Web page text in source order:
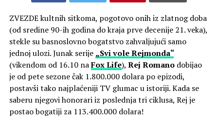
ZVEZDE kultnih sitkoma, pogotovo onih iz zlatnog doba
(od sredine 90-ih godina do kraja prve decenije 21. veka),
stekle su basnoslovno bogatstvo zahvaljujući samo
jednoj ulozi. Junak serije „Svi vole Rejmonda“
(vikendom od 16.10 naFox Life), Rej Romanodobijao
je od pete sezone čak 1.800.000 dolara po epizodi,
postavši tako najplaćeniji TV glumac u istoriji. Kada se
saberu njegovi honorari iz poslednja tri ciklusa, Rej je
postao bogatiji za 113.400.000 dolara!